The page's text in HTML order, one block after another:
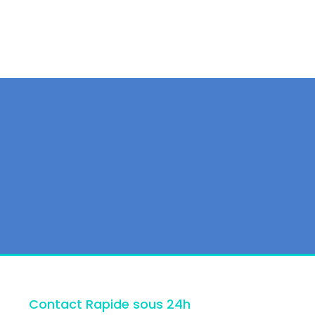
Contact Rapide sous 24h